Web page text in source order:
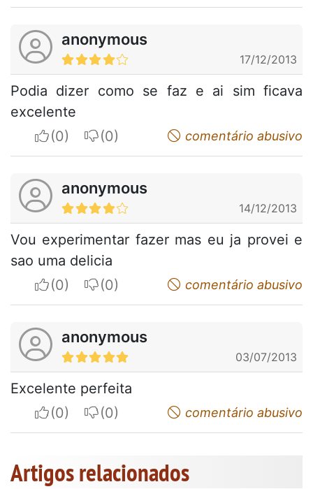
anonymous
17/12/2013
Podia dizer como se faz e ai sim ficava
excelente
I apreciateI do not appreciatecomentário abusivo
anonymous
14/12/2013
Vou experimentar fazer mas eu ja provei e
sao uma delicia
I apreciateI do not appreciatecomentário abusivo
anonymous
03/07/2013
Excelente perfeita
I apreciateI do not appreciatecomentário abusivo
Artigos relacionados